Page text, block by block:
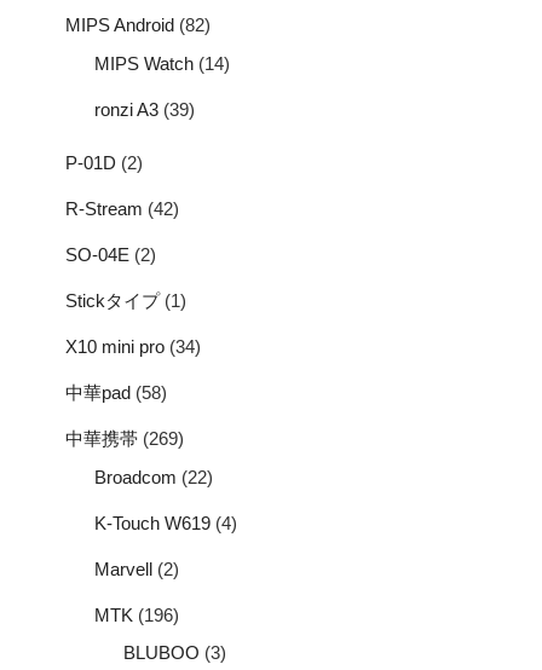
MIPS Android (82)
MIPS Watch (14)
ronzi A3 (39)
P-01D (2)
R-Stream (42)
SO-04E (2)
Stickタイプ(1)
X10 mini pro (34)
中華pad (58)
中華携帯 (269)
Broadcom (22)
K-Touch W619 (4)
Marvell (2)
MTK (196)
BLUBOO (3)